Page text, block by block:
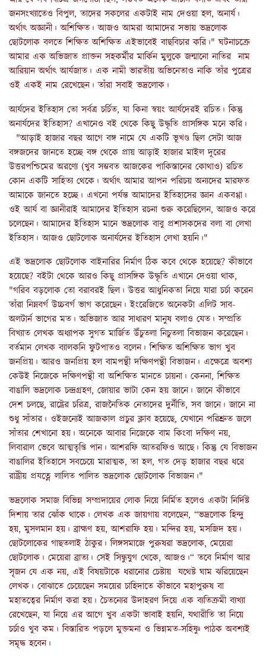
জনসংখ্যাতেও বিপুল, তাদের সকলের একটাই নাম দেওয়া হল, অনার্য।
অর্থাৎ অজ্ঞানী। অশিক্ষিত। আজও আমরা আমাদের সভায় ভদ্রলোক
ছোটলোক বলতে শিক্ষিত অশিক্ষিত এইভাবেই বাছবিচার করি।" ঘটনাচক্রে
আমার এক অভিজাত প্রাক্তন সহকর্মীর মার্কিন মুলুকে জন্মানো নাতির নাম
আরিয়ান অর্থাৎ আর্যজাত। এক নামী ভারতীয় অভিনেতাও নাকি তাঁর পুত্রের
ওই একই নাম রেখেছেন। তাঁরা সবাই ভদ্রলোক।
আর্যদের ইতিহাস তো সর্বত্র চর্চিত, যা কিনা স্বয়ং আর্যদেরই রচিত। কিন্তু
অনার্যদের ইতিহাস? এখানেও বই থেকে কিছু উদ্ধৃতি প্রাসঙ্গিক মনে করি।
"আড়াই হাজার বছর আগে বঙ্গ নামে যে একটি ভূখণ্ড ছিল সেটা আজ
বঙ্গজদের জানতে হচ্ছে বঙ্গ থেকে প্রায় আড়াই হাজার মাইল দূরের
উত্তরপশ্চিমের অরণ্যে (খুব সম্ভবত আজকের পাকিস্তানের কোথাও) রচিত
কোন একটি সাহিত্য থেকে। অর্থাৎ আমার আপন পরিচয় অন্যদের মারফত
আমাকে জানতে হচ্ছে‌। এখনো পর্যন্ত আমাদের ইতিহাসের জ্ঞান একবগ্গা।
ওই আর্য বা জ্ঞানীরাই আমাদের ইতিহাস রচনা শুরু করেছিলেন, আজও করে
চলেছেন। আমাদের ইতিহাস মানে ভদ্রলোক বাবু প্রশাসকদের বলা বা লেখা
ইতিহাস। আজও ছোটলোক অনার্যদের ইতিহাস লেখা হয়নি।"
এই ভদ্রলোক ছোটলোক বাইনারির নির্মাণ ঠিক কবে থেকে হয়েছে? কীভাবে
হয়েছে? বইটা থেকে আরও কিছু প্রাসঙ্গিক উদ্ধৃতি এখানে দেওয়া থাক,
"গরিব বড়লোক তো বরাবরই ছিল। উত্তর আধুনিকতা নিয়ে যারা চর্চা করেন
তাঁরা নিম্নবর্গ উচ্চবর্গ ভাগ করেছেন। ইংরেজিতে অনেকটা এলিট সাব-
অলটার্ন ভাগের মত। অভিজাত আর সাধারণ মানুষ বলাও যেত। সম্প্রতি
বিখ্যাত লেখক অধ্যাপক সুগত মার্জিত উঁচুতলা নিচুতলা বিভাজন করেছেন।
বর্তমান লেখক ব্যালকনি ফুটপাতও বলেন। শিক্ষিত অশিক্ষিত ভাগ খুব
জনপ্রিয়। আরও জনপ্রিয় হল বামপন্থী দক্ষিণপন্থী বিভাজন। এক্ষেত্রে অবশ্য
কেউই নিজেকে দক্ষিণপন্থী বা অশিক্ষিত মানতে চায়না। কেননা, শিক্ষিত
বাঙালি ভদ্রলোক চন্দ্রগ্রহণ, জোয়ার ভাটা কেন হয় জানে। জানে কীভাবে
দেশ চলছে, রাষ্ট্রের চরিত্র, রাজনৈতিক নেতাদের দুর্নীতি, সব জানে। জানে না
শুধু সাঁতার। ওইজন্যেই আজকাল প্রচুর ক্লাব হয়েছে, যেখানে পরিশ্রুত জলে
সাঁতার শেখানো হয়। অনেকে আবার নিজেকে বাম কিংবা দক্ষিণ নয়,
লিবারাল ভেবে আত্মতৃপ্তি পান। আশরফি আতরফিও আছে। কিন্তু যে বিভাজন
বাঙালির ইতিহাসে সবচেয়ে মারাত্মক, তা হল, গত দেড় হাজার বছর ধরে
রাষ্ট্রীয় প্রযত্নে লালিত পালিত ভদ্রলোক ছোটলোক বিভাজন।"
ভদ্রলোক সমাজ বিভিন্ন সম্প্রদায়ের লোক নিয়ে নির্মিত হলেও একটা নির্দিষ্ট
দিশায় তার ঝোঁক থাকে। লেখক এক জায়গায় বলেছেন, “ভদ্রলোক হিন্দু
হয়, মুসলমান হয়। ব্রাহ্মণ হয়, আশরাফি হয়। মন্দির হয়, মসজিদ হয়।
ছোটলোকের গাছতলাই ঠাকুর। লিঙ্গসমাজে পুরুষরা ভদ্রলোক, মেয়েরা
ছোটলোক। মেয়েরা ব্রাত্য। সেই সিন্ধুযুগ থেকে, আজও।“ তবে নির্মাণ আর
সৃজন যে এক নয়, এই বিষয়টাকে ধরানোর চেষ্টায় যথেষ্ট ঘাম ঝরিয়েছেন
লেখক। বোঝাতে চেয়েছেন সময়ের চাহিদাতে কীভাবে মহাপুরুষ বা
মহাতত্বের নির্মাণ করা হয়। চৈতন্যের উদাহরণ দিয়ে এক ব্যতিক্রমী ব্যখ্যা
রেখেছেন, যা নিয়ে এর আগে খুব একটা ভাবাই হয়নি, যথারীতি তা নিয়ে
চর্চাও খুব কম। বিস্তারিত পড়লে মুক্তমনা ও ভিন্নমত-সহিষ্ণু পাঠক অবশ্যই
সমৃদ্ধ হবেন।